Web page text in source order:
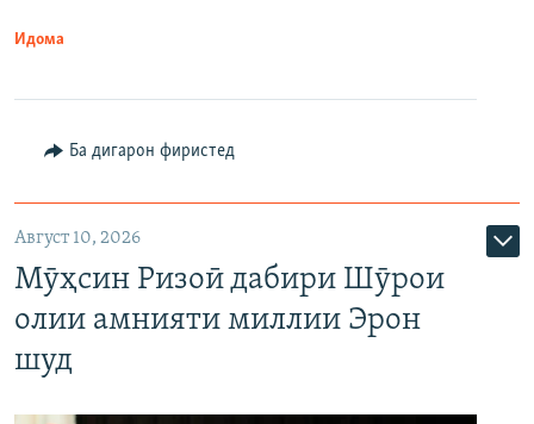
Идома
Ба дигарон фиристед
Август 10, 2026
Мӯҳсин Ризоӣ дабири Шӯрои
олии амнияти миллии Эрон
шуд